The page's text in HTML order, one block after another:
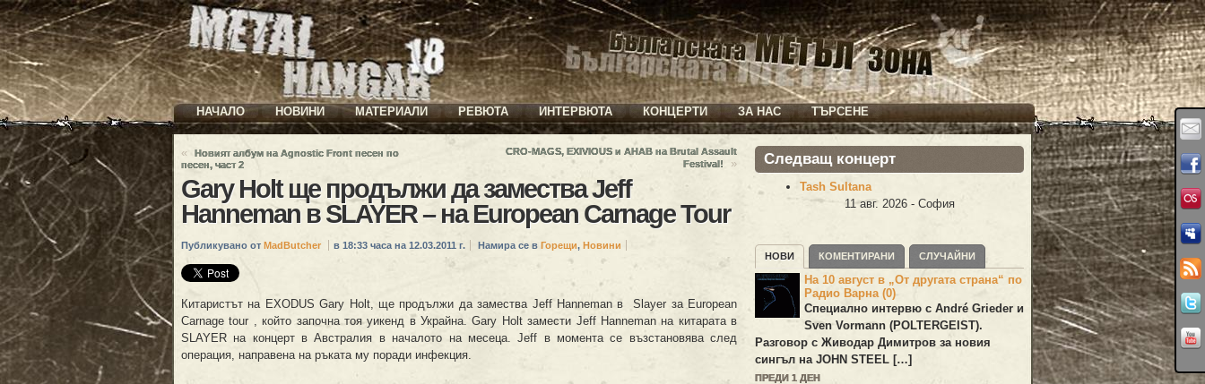
НАЧАЛО НОВИНИ МАТЕРИАЛИ РЕВЮТА ИНТЕРВЮТА КОНЦЕРТИ ЗА НАС ТЪРСЕНЕ
«
Новият албум на Agnostic Front песен по
песен, част 2
CRO-MAGS, EXIVIOUS и AHAB на Brutal Assault
Festival!
»
Gary Holt ще продължи да замества Jeff
Hanneman в SLAYER – на European Carnage Tour
Публикувано от MadButcher в 18:33 часа на 12.03.2011 г. Намира се в Горещи, Новини
Китаристът на EXODUS Gary Holt, ще продължи да замества Jeff Hanneman в Slayer за European
Carnage tour , който започна тоя уикенд в Украйна. Gary Holt замести Jeff Hanneman на китарата в
SLAYER на концерт в Австралия в началото на месеца. Jeff в момента се възстановява след
операция, направена на ръката му поради инфекция.
Следващ концерт
Tash Sultana
11 авг. 2026 - София
НОВИ КОМЕНТИРАНИ СЛУЧАЙНИ
На 10 август в „От другата страна“ по
Радио Варна (0)
Специално интервю с André Grieder и
Sven Vormann (POLTERGEIST).
Разговор с Живодар Димитров за новия
сингъл на JOHN STEEL […]
ПРЕДИ 1 ДЕН